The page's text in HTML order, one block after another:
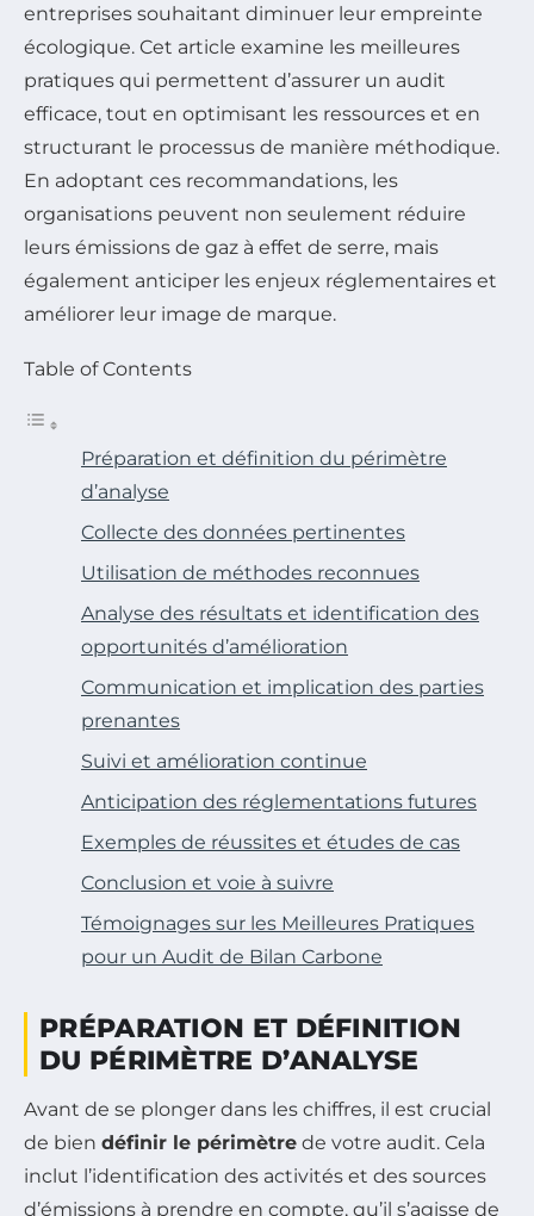
entreprises souhaitant diminuer leur empreinte
écologique. Cet article examine les meilleures
pratiques qui permettent d’assurer un audit
efficace, tout en optimisant les ressources et en
structurant le processus de manière méthodique.
En adoptant ces recommandations, les
organisations peuvent non seulement réduire
leurs émissions de gaz à effet de serre, mais
également anticiper les enjeux réglementaires et
améliorer leur image de marque.
Table of Contents
Préparation et définition du périmètre
d’analyse
Collecte des données pertinentes
Utilisation de méthodes reconnues
Analyse des résultats et identification des
opportunités d’amélioration
Communication et implication des parties
prenantes
Suivi et amélioration continue
Anticipation des réglementations futures
Exemples de réussites et études de cas
Conclusion et voie à suivre
Témoignages sur les Meilleures Pratiques
pour un Audit de Bilan Carbone
PRÉPARATION ET DÉFINITION
DU PÉRIMÈTRE D’ANALYSE
Avant de se plonger dans les chiffres, il est crucial
de bien définir le périmètre de votre audit. Cela
inclut l’identification des activités et des sources
d’émissions à prendre en compte, qu’il s’agisse de